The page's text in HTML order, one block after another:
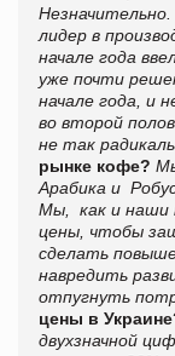
лидер в
начале года
уже почти
начале года, и
во второй
не так
рынке кофе?
Арабика и
Мы, как и наши
цены, чтобы
сделать
навредить
отпугнуть
цены в
двухзначной